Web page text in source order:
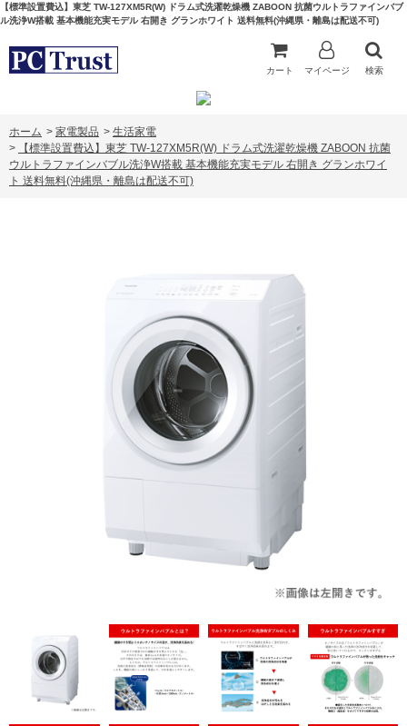
【標準設置費込】東芝 TW-127XM5R(W) ドラム式洗濯乾燥機 ZABOON 抗菌ウルトラファインバブ
ル洗浄W搭載 基本機能充実モデル 右開き グランホワイト 送料無料(沖縄県・離島は配送不可)
カート マイページ 検索
ホーム > 家電製品 > 生活家電
>
【標準設置費込】東芝 TW-127XM5R(W) ドラム式洗濯乾燥機 ZABOON 抗菌
ウルトラファインバブル洗浄W搭載 基本機能充実モデル 右開き グランホワイ
ト 送料無料(沖縄県・離島は配送不可)